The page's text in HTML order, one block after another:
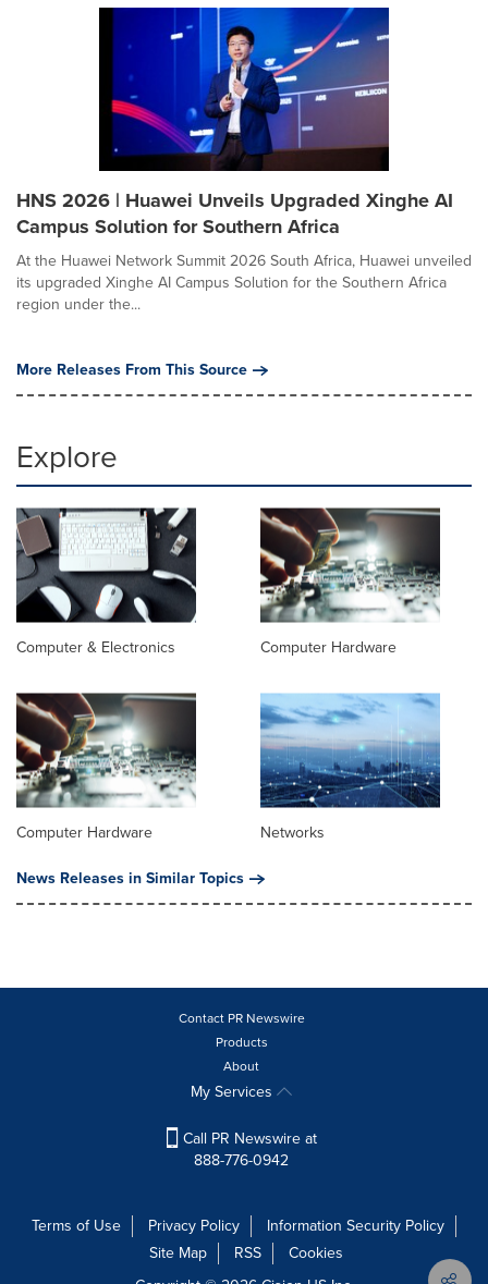
HNS 2026 | Huawei Unveils Upgraded Xinghe AI
Campus Solution for Southern Africa
At the Huawei Network Summit 2026 South Africa, Huawei unveiled
its upgraded Xinghe AI Campus Solution for the Southern Africa
region under the...
More Releases From This Source
Explore
Computer & Electronics Computer Hardware
Computer Hardware
Networks
News Releases in Similar Topics
Contact PR Newswire
Products
About
My Services
Call PR Newswire at
888-776-0942
Terms of Use Privacy Policy
Information Security Policy
Site Map
RSS
Cookies